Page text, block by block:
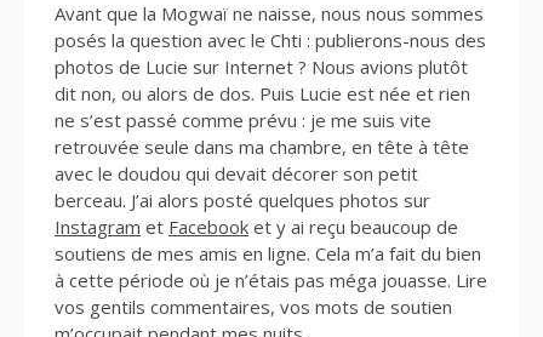
Avant que la Mogwaï ne naisse, nous nous sommes
posés la question avec le Chti : publierons-nous des
photos de Lucie sur Internet ? Nous avions plutôt
dit non, ou alors de dos. Puis Lucie est née et rien
ne s’est passé comme prévu : je me suis vite
retrouvée seule dans ma chambre, en tête à tête
avec le doudou qui devait décorer son petit
berceau. J’ai alors posté quelques photos sur
Instagram et Facebook et y ai reçu beaucoup de
soutiens de mes amis en ligne. Cela m’a fait du bien
à cette période où je n’étais pas méga jouasse. Lire
vos gentils commentaires, vos mots de soutien